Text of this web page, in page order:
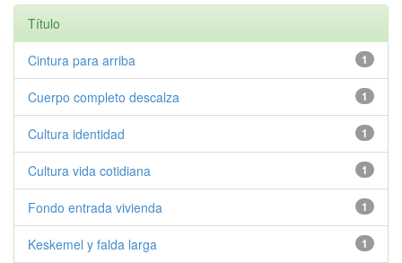
Título
1
Cintura para arriba
1
Cuerpo completo descalza
1
Cultura identidad
1
Cultura vida cotidiana
1
Fondo entrada vivienda
1
Keskemel y falda larga